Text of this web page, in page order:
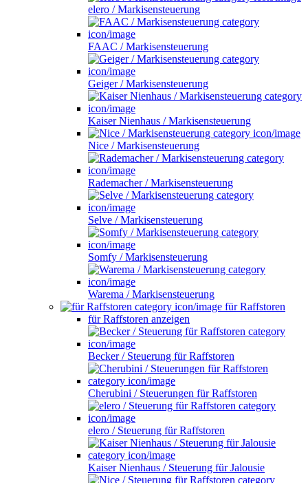
elero / Markisensteuerung
FAAC / Markisensteuerung
Geiger / Markisensteuerung
Kaiser Nienhaus / Markisensteuerung
Nice / Markisensteuerung
Rademacher / Markisensteuerung
Selve / Markisensteuerung
Somfy / Markisensteuerung
Warema / Markisensteuerung
für Raffstoren
für Raffstoren anzeigen
Becker / Steuerung für Raffstoren
Cherubini / Steuerungen für Raffstoren
elero / Steuerung für Raffstoren
Kaiser Nienhaus / Steuerung für Jalousie